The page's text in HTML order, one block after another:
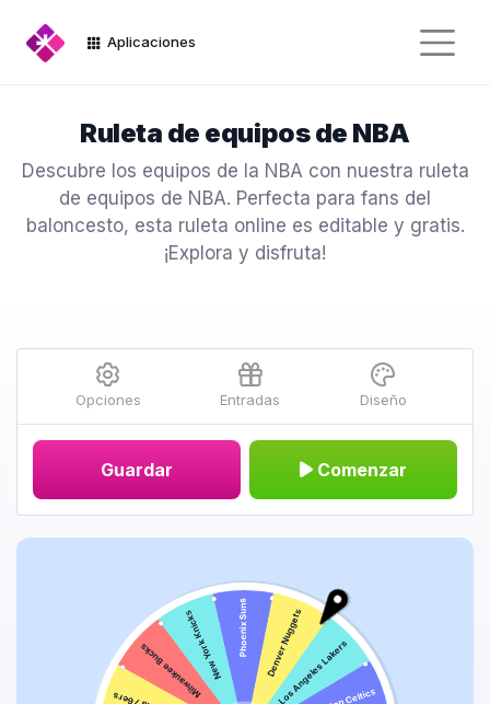
Aplicaciones
Ruleta de equipos de NBA
Descubre los equipos de la NBA con nuestra ruleta
de equipos de NBA. Perfecta para fans del
baloncesto, esta ruleta online es editable y gratis.
¡Explora y disfruta!
Opciones Entradas Diseño
Guardar Comenzar